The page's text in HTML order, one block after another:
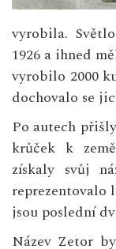
vyrobila.
1926 a ihned
vyrobilo 2000
dochovalo se
Po autech
krůček k
získaly svůj
reprezentovalo
jsou poslední
Název Zetor